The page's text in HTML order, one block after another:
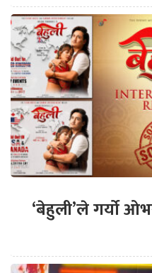
‘बेहुली’ले गर्यो